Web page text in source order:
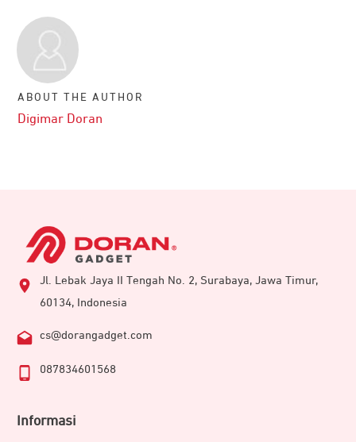
ABOUT THE AUTHOR
Digimar Doran
Jl. Lebak Jaya II Tengah No. 2, Surabaya, Jawa Timur,
60134, Indonesia
cs@dorangadget.com
087834601568
Informasi